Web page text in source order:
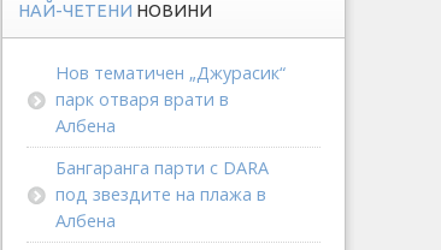
НАЙ-ЧЕТЕНИ НОВИНИ
Нов тематичен „Джурасик“
парк отваря врати в
Албена
Бангаранга парти с DARA
под звездите на плажа в
Албена